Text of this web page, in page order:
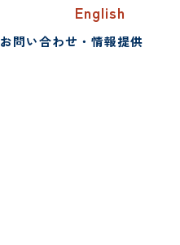
English
お問い合わせ・情報提供